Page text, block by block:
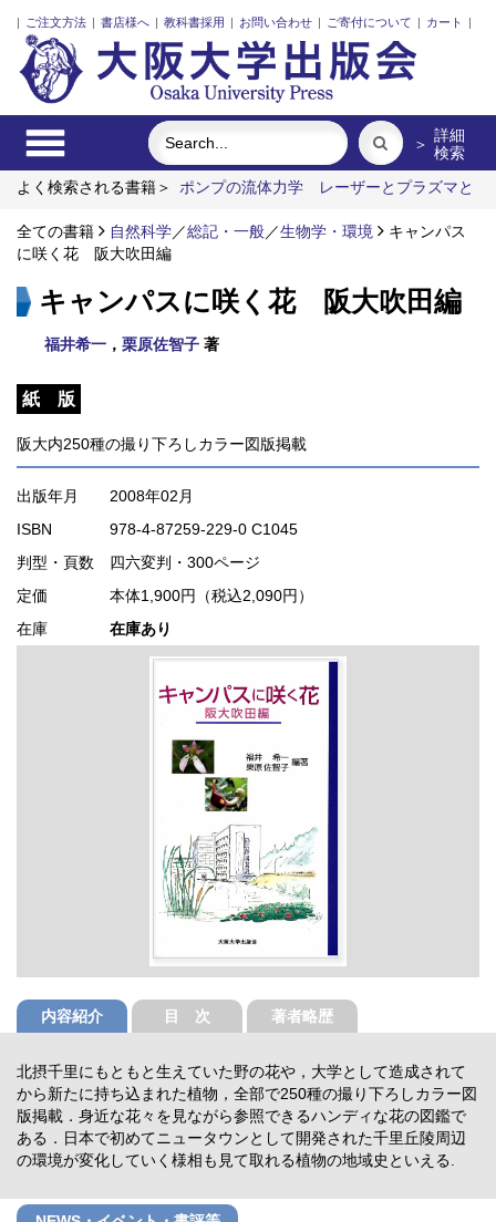
| ご注文方法 | 書店様へ | 教科書採用 | お問い合わせ | ご寄付について | カート |
＞ 詳細
検索
よく検索される書籍＞
ポンプの流体力学
レーザーとプラズマと
形燃料電池要素材料・水素貯蔵材料の知的設計
三人の藤野先
生、その生涯と交流
全ての書籍 自然科学／総記・一般／生物学・環境
キャンパス
に咲く花 阪大吹田編
キャンパスに咲く花 阪大吹田編
福井希一 ， 栗原佐智子 著
紙 版
阪大内250種の撮り下ろしカラー図版掲載
出版年月
2008年02月
ISBN
978-4-87259-229-0 C1045
判型・頁数 四六変判・300ページ
定価
本体1,900円（税込2,090円）
在庫
在庫あり
内容紹介 目 次 著者略歴
北摂千里にもともと生えていた野の花や，大学として造成されて
から新たに持ち込まれた植物，全部で250種の撮り下ろしカラー図
版掲載．身近な花々を見ながら参照できるハンディな花の図鑑で
ある．日本で初めてニュータウンとして開発された千里丘陵周辺
の環境が変化していく様相も見て取れる植物の地域史といえる.